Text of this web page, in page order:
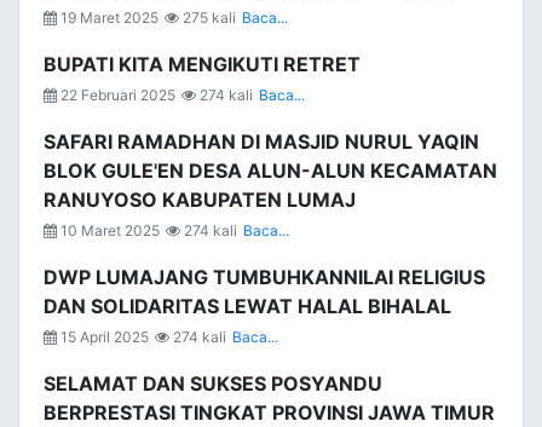
19 Maret 2025 275 kali Baca...
BUPATI KITA MENGIKUTI RETRET
22 Februari 2025 274 kali Baca...
SAFARI RAMADHAN DI MASJID NURUL YAQIN
BLOK GULE'EN DESA ALUN-ALUN KECAMATAN
RANUYOSO KABUPATEN LUMAJ
10 Maret 2025 274 kali Baca...
DWP LUMAJANG TUMBUHKANNILAI RELIGIUS
DAN SOLIDARITAS LEWAT HALAL BIHALAL
15 April 2025 274 kali Baca...
SELAMAT DAN SUKSES POSYANDU
BERPRESTASI TINGKAT PROVINSI JAWA TIMUR